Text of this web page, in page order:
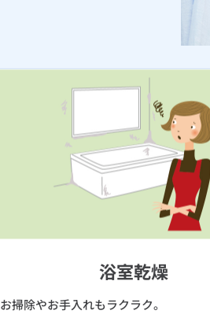
浴室乾燥
お掃除やお手入れもラクラク。